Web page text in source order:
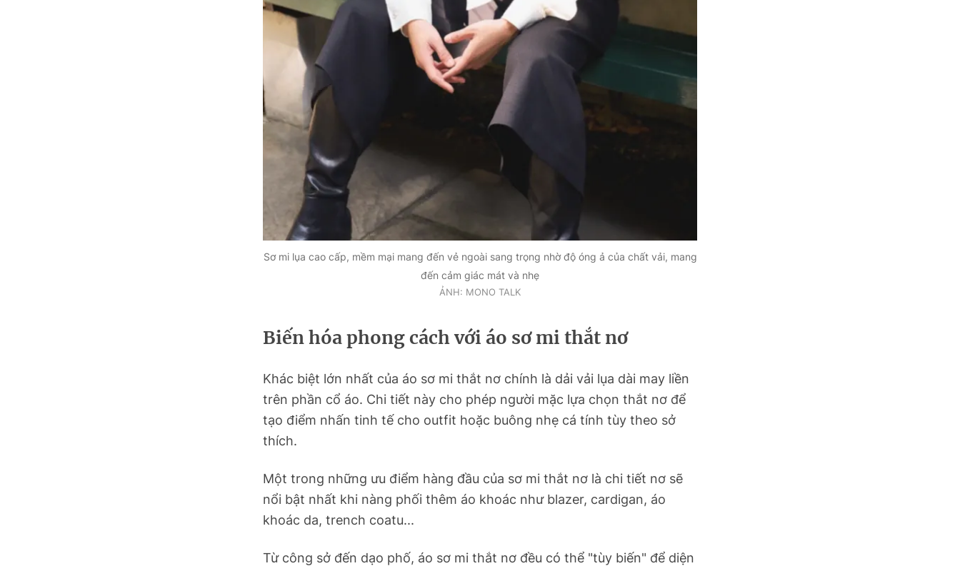
Sơ mi lụa cao cấp, mềm mại mang đến vẻ ngoài sang trọng nhờ độ óng ả của chất vải, mang
đến cảm giác mát và nhẹ
ẢNH: MONO TALK
Biến hóa phong cách với áo sơ mi thắt nơ
Khác biệt lớn nhất của áo sơ mi thắt nơ chính là dải vải lụa dài may liền
trên phần cổ áo. Chi tiết này cho phép người mặc lựa chọn thắt nơ để
tạo điểm nhấn tinh tế cho outfit hoặc buông nhẹ cá tính tùy theo sở
thích.
Một trong những ưu điểm hàng đầu của sơ mi thắt nơ là chi tiết nơ sẽ
nổi bật nhất khi nàng phối thêm áo khoác như blazer, cardigan, áo
khoác da, trench coatu...
Từ công sở đến dạo phố, áo sơ mi thắt nơ đều có thể "tùy biến" để diện